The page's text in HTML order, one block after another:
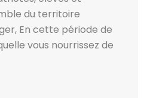
du territoire
En cette période de
vous nourrissez de